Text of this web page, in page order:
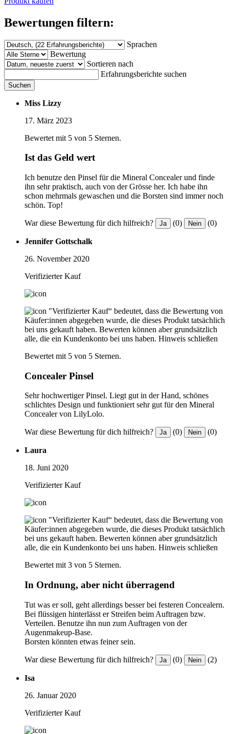
Bewertungen filtern:
Sprachen
Bewertung
Sortieren nach
Erfahrungsberichte suchen
Suchen
Miss Lizzy
17. März 2023
Bewertet mit 5 von 5 Sternen.
Ist das Geld wert
Ich benutze den Pinsel für die Mineral Concealer und finde
ihn sehr praktisch, auch von der Grösse her. Ich habe ihn
schon mehrmals gewaschen und die Borsten sind immer noch
schön. Top!
War diese Bewertung für dich hilfreich? Ja (0) Nein (0)
Jennifer Gottschalk
26. November 2020
Verifizierter Kauf
"Verifizierter Kauf“ bedeutet, dass die Bewertung von
Käufer:innen abgegeben wurde, die dieses Produkt tatsächlich
bei uns gekauft haben. Bewerten können aber grundsätzlich
alle, die ein Kundenkonto bei uns haben. Hinweis schließen
Bewertet mit 5 von 5 Sternen.
Concealer Pinsel
Sehr hochwertiger Pinsel. Liegt gut in der Hand, schönes
schlichtes Design und funktioniert sehr gut für den Mineral
Concealer von LilyLolo.
War diese Bewertung für dich hilfreich? Ja (0) Nein (0)
Laura
18. Juni 2020
Verifizierter Kauf
"Verifizierter Kauf“ bedeutet, dass die Bewertung von
Käufer:innen abgegeben wurde, die dieses Produkt tatsächlich
bei uns gekauft haben. Bewerten können aber grundsätzlich
alle, die ein Kundenkonto bei uns haben. Hinweis schließen
Bewertet mit 3 von 5 Sternen.
In Ordnung, aber nicht überragend
Tut was er soll, geht allerdings besser bei festeren Concealern.
Bei flüssigen hinterlässt er Streifen beim Auftragen bzw.
Verteilen. Benutze ihn nun zum Auftragen von der
Augenmakeup-Base.
Borsten könnten etwas feiner sein.
War diese Bewertung für dich hilfreich? Ja (0) Nein (2)
Isa
26. Januar 2020
Verifizierter Kauf